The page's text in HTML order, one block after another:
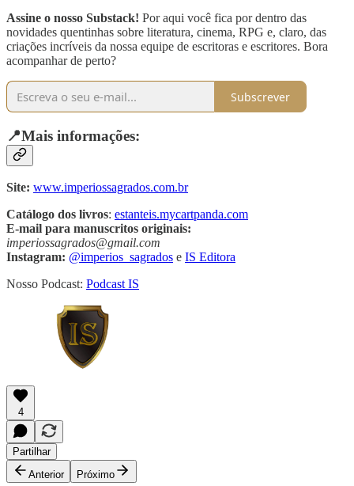
Assine o nosso Substack! Por aqui você fica por dentro das
novidades quentinhas sobre literatura, cinema, RPG e, claro, das
criações incríveis da nossa equipe de escritoras e escritores. Bora
acompanhar de perto?
Subscrever
📍Mais informações:
Site: www.imperiossagrados.com.br
Catálogo dos livros: estanteis.mycartpanda.com
E-mail para manuscritos originais:
imperiossagrados@gmail.com
Instagram: @imperios_sagrados e IS Editora
Nosso Podcast: Podcast IS
4
Partilhar
Anterior
Próximo